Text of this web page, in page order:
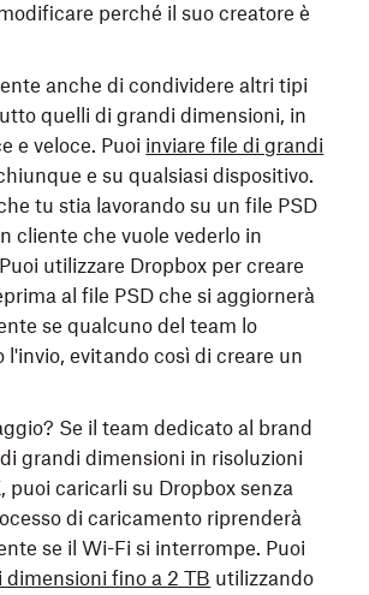
perché il suo creatore è
anche di condividere altri tipi
quelli di grandi dimensioni, in
e veloce. Puoi inviare file di grandi
e su qualsiasi dispositivo.
tu stia lavorando su un file PSD
cliente che vuole vederlo in
utilizzare Dropbox per creare
al file PSD che si aggiornerà
se qualcuno del team lo
l'invio, evitando così di creare un
Se il team dedicato al brand
grandi dimensioni in risoluzioni
puoi caricarli su Dropbox senza
di caricamento riprenderà
se il Wi-Fi si interrompe. Puoi
dimensioni fino a 2 TB utilizzando